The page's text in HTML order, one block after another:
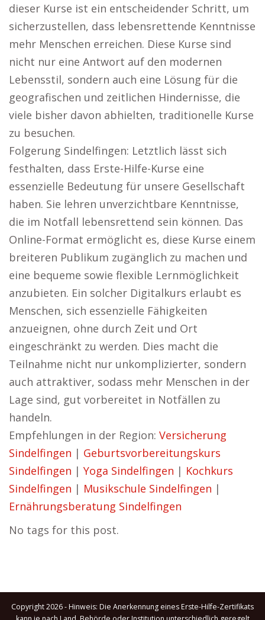
dieser Kurse ist ein entscheidender Schritt, um
sicherzustellen, dass lebensrettende Kenntnisse
mehr Menschen erreichen. Diese Kurse sind
nicht nur eine Antwort auf den modernen
Lebensstil, sondern auch eine Lösung für die
geografischen und zeitlichen Hindernisse, die
viele bisher davon abhielten, traditionelle Kurse
zu besuchen.
Folgerung Sindelfingen: Letztlich lässt sich
festhalten, dass Erste-Hilfe-Kurse eine
essenzielle Bedeutung für unsere Gesellschaft
haben. Sie lehren unverzichtbare Kenntnisse,
die im Notfall lebensrettend sein können. Das
Online-Format ermöglicht es, diese Kurse einem
breiteren Publikum zugänglich zu machen und
eine bequeme sowie flexible Lernmöglichkeit
anzubieten. Ein solcher Digitalkurs erlaubt es
Menschen, sich essenzielle Fähigkeiten
anzueignen, ohne durch Zeit und Ort
eingeschränkt zu werden. Dies macht die
Teilnahme nicht nur unkomplizierter, sondern
auch attraktiver, sodass mehr Menschen in der
Lage sind, gut vorbereitet in Notfällen zu
handeln.
Empfehlungen in der Region: Versicherung
Sindelfingen | Geburtsvorbereitungskurs
Sindelfingen | Yoga Sindelfingen | Kochkurs
Sindelfingen | Musikschule Sindelfingen |
Ernährungsberatung Sindelfingen
No tags for this post.
Copyright 2026 - Hinweis: Die Anerkennung eines Erste-Hilfe-Zertifikats